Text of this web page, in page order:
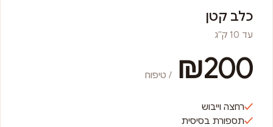
כלב קטן
עד 10 ק"ג
₪200 / טיפוח
רחצה וייבוש
תספורת בסיסית